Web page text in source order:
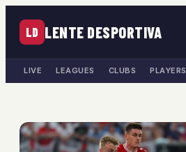
LD LENTE DESPORTIVA
LIVE LEAGUES CLUBS PLAYERS